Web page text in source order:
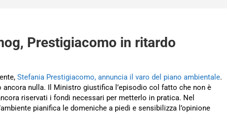
Prestigiacomo in ritardo
Stefania Prestigiacomo, annuncia il varo del piano ambientale.
nulla. Il Ministro giustifica l’episodio col fatto che non è
riservati i fondi necessari per metterlo in pratica. Nel
pianifica le domeniche a piedi e sensibilizza l’opinione